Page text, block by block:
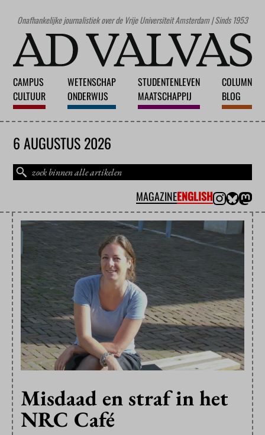
Onafhankelijke journalistiek over de Vrije Universiteit Amsterdam | Sinds 1953
CAMPUS
CULTUUR
WETENSCHAP
ONDERWIJS
STUDENTENLEVEN
MAATSCHAPPIJ
COLUMN
BLOG
6 AUGUSTUS 2026
MAGAZINEENGLISH
Misdaad en straf in het
NRC Café